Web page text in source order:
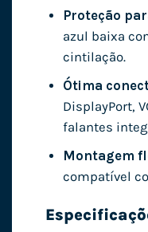
Proteção
azul baixa
cintilação.
Ótima
DisplayPort,
falantes
Montagem
compatível